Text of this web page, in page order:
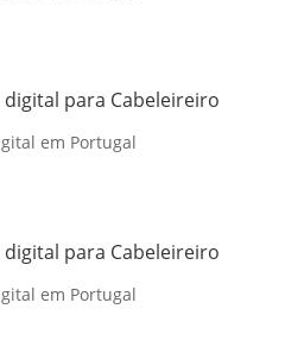
para Cabeleireiro
em Portugal
para Cabeleireiro
em Portugal